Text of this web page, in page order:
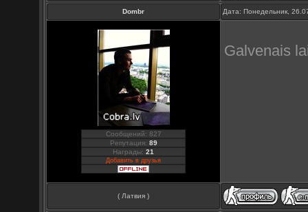
Dombr Дата: Понедельник,
Сообщений: 827
Репутация: 89
Награды:21
Добавить в друзья
Galvenais
( Латвия )